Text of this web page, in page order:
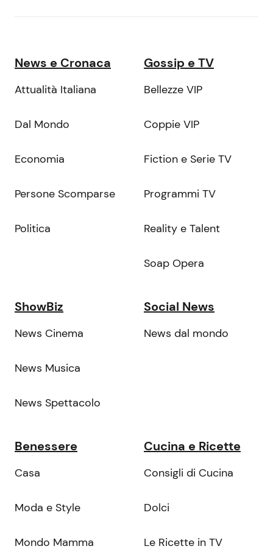
News e Cronaca
Attualità Italiana
Dal Mondo
Economia
Persone Scomparse
Politica
Gossip e TV
Bellezze VIP
Coppie VIP
Fiction e Serie TV
Programmi TV
Reality e Talent
Soap Opera
ShowBiz
News Cinema
News Musica
News Spettacolo
Social News
News dal mondo
Benessere
Casa
Moda e Style
Mondo Mamma
Cucina e Ricette
Consigli di Cucina
Dolci
Le Ricette in TV